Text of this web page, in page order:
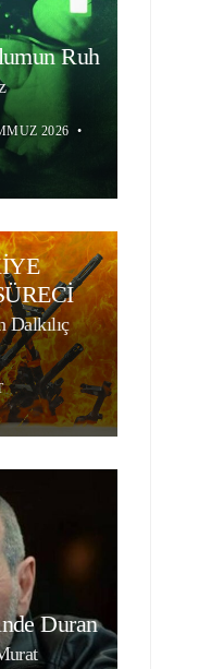
Ruh
2026 •
Dalkılıç
Duran